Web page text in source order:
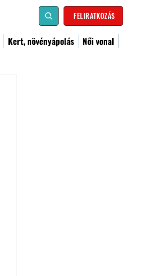
FELIRATKOZÁS
Kert, növényápolás
Női vonal